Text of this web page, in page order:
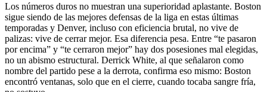
Los números duros no muestran una superioridad aplastante. Boston
sigue siendo de las mejores defensas de la liga en estas últimas
temporadas y Denver, incluso con eficiencia brutal, no vive de
palizas: vive de cerrar mejor. Esa diferencia pesa. Entre “te pasaron
por encima” y “te cerraron mejor” hay dos posesiones mal elegidas,
no un abismo estructural. Derrick White, al que señalaron como
nombre del partido pese a la derrota, confirma eso mismo: Boston
encontró ventanas, solo que en el cierre, cuando tocaba sangre fría,